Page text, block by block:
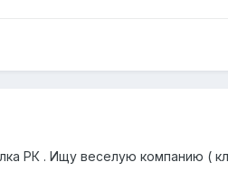
РК . Ищу веселую компанию (